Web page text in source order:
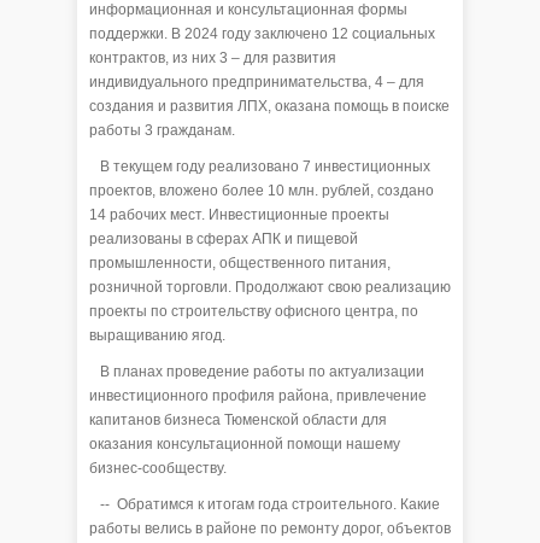
информационная и консультационная формы
поддержки. В 2024 году заключено 12 социальных
контрактов, из них 3 – для развития
индивидуального предпринимательства, 4 – для
создания и развития ЛПХ, оказана помощь в поиске
работы 3 гражданам.
В текущем году реализовано 7 инвестиционных
проектов, вложено более 10 млн. рублей, создано
14 рабочих мест. Инвестиционные проекты
реализованы в сферах АПК и пищевой
промышленности, общественного питания,
розничной торговли. Продолжают свою реализацию
проекты по строительству офисного центра, по
выращиванию ягод.
В планах проведение работы по актуализации
инвестиционного профиля района, привлечение
капитанов бизнеса Тюменской области для
оказания консультационной помощи нашему
бизнес-сообществу.
-- Обратимся к итогам года строительного. Какие
работы велись в районе по ремонту дорог, объектов